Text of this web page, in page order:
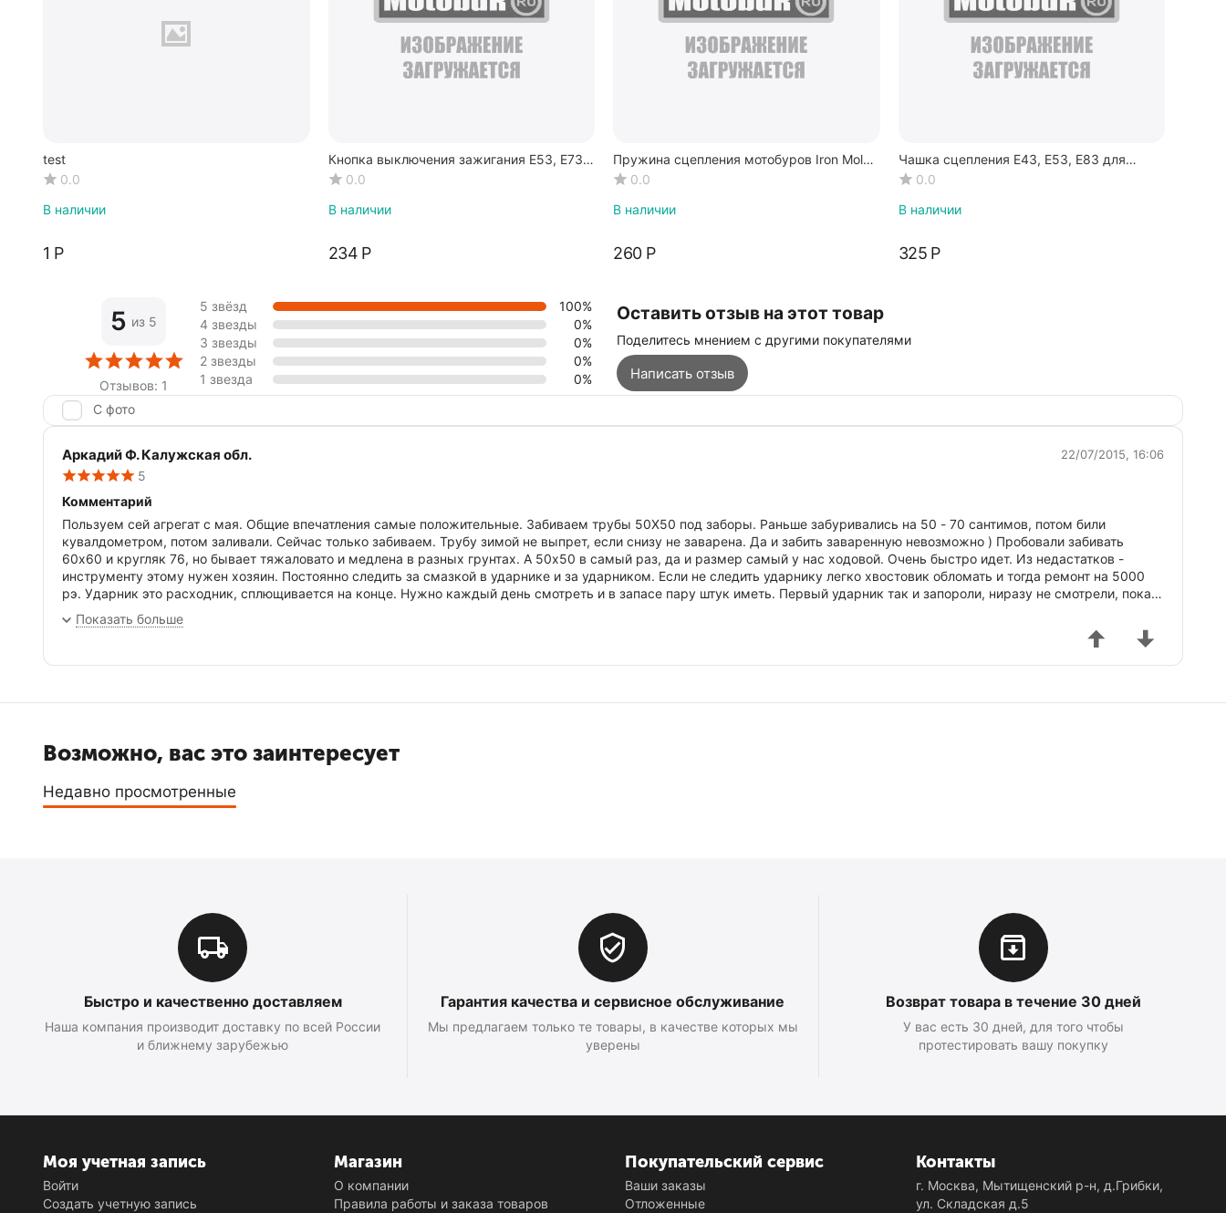
test
0.0
В наличии
‍1‍ Р
Кнопка выключения зажигания E53, E73,
E830.0
В наличии
‍234‍ Р
Пружина сцепления мотобуров Iron Mole
Е43, E52, Е53.
0.0
В наличии
‍260‍ Р
Чашка сцепления Е43, Е53, Е83 для
редукторов тип 1, тип 2
0.0
В наличии
‍325‍ Р
Оставить отзыв на этот товар
Поделитесь мнением с другими покупателями
Написать отзыв
5 из 5
Отзывов: 1
5 звёзд
100%
4 звезды
0%
3 звезды
0%
2 звезды
0%
1 звезда
0%
С фото
Аркадий Ф. Калужская обл. 22/07/2015, 16:06
5
Комментарий
Пользуем сей агрегат с мая. Общие впечатления самые положительные. Забиваем трубы 50Х50 под заборы. Раньше забуривались на 50 - 70 сантимов, потом били
кувалдометром, потом заливали. Сейчас только забиваем. Трубу зимой не выпрет, если снизу не заварена. Да и забить заваренную невозможно ) Пробовали забивать
60х60 и кругляк 76, но бывает тяжаловато и медлена в разных грунтах. А 50х50 в самый раз, да и размер самый у нас ходовой. Очень быстро идет. Из недастатков -
инструменту этому нужен хозяин. Постоянно следить за смазкой в ударнике и за ударником. Если не следить ударнику легко хвостовик обломать и тогда ремонт на 5000
рэ. Ударник это расходник, сплющивается на конце. Нужно каждый день смотреть и в запасе пару штук иметь. Первый ударник так и запороли, ниразу не смотрели, пока
хвостовик не обломили. А так конечно неплохой инструмент уже несколько раз окупился.
Показать больше
Возможно, вас это заинтересует
Недавно просмотренные
Быстро и качественно доставляем
Наша компания производит доставку по всей России
и ближнему зарубежью
Гарантия качества и сервисное обслуживание
Мы предлагаем только те товары, в качестве которых мы
уверены
Возврат товара в течение 30 дней
У вас есть 30 дней, для того чтобы
протестировать вашу покупку
Моя учетная запись
Войти
Создать учетную запись
Магазин
О компании
Правила работы и заказа товаров
Покупательский сервис
Ваши заказы
Отложенные
Контакты
г. Москва, Мытищенский р-н, д.Грибки,
ул. Складская д.5